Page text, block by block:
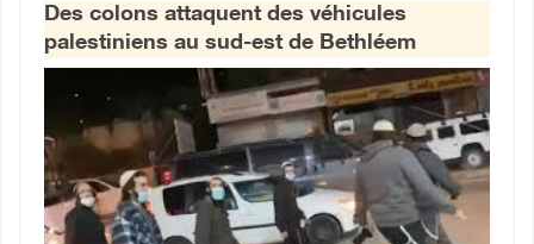
Centre palestinien
العربية
English
Des colons attaquent des véhicules
palestiniens au sud-est de Bethléem